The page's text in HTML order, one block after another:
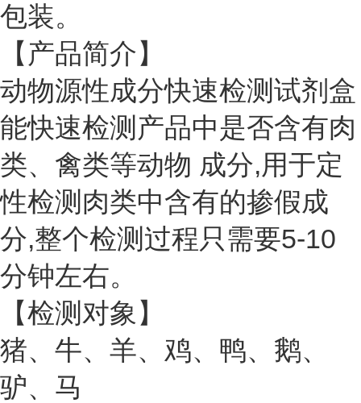
包装。
【产品简介】
动物源性成分快速检测试剂盒
能快速检测产品中是否含有肉
类、禽类等动物 成分,用于定
性检测肉类中含有的掺假成
分,整个检测过程只需要5-10
分钟左右。
【检测对象】
猪、牛、羊、鸡、鸭、鹅、
驴、马